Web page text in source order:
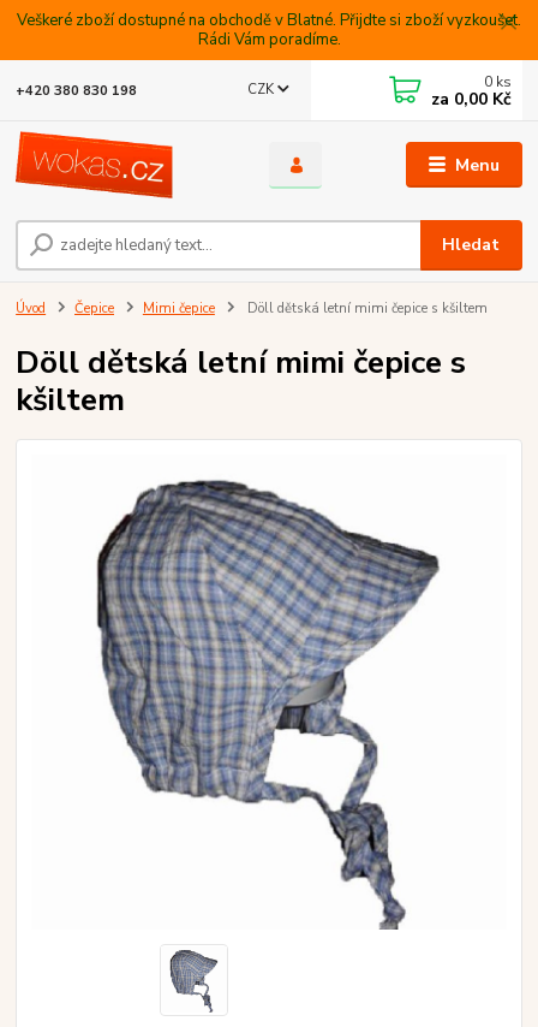
Veškeré zboží dostupné na obchodě v Blatné. Přijdte si zboží vyzkoušet.
Rádi Vám poradíme.
Menu
CZK
Hledat
+420 380 830 198 0 ks
za 0,00 Kč
Úvod Čepice Mimi čepice Döll dětská letní mimi čepice s kšiltem
Döll dětská letní mimi čepice s
kšiltem